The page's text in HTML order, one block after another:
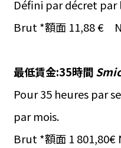
Défini par décret
Brut *額面 11,88 €
最低賃金:35時間
Pour 35 heures par
par mois.
Brut *額面 1 801,80€